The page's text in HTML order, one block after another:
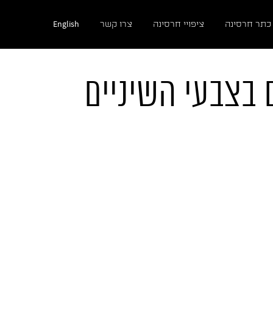
כתר חרסינה ציפויי חרסינה צרו קשר English
השיניים